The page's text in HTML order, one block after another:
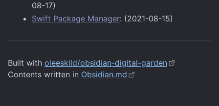
08-17)
Swift Package Manager: (2021-08-15)
Built with oleeskild/obsidian-digital-garden
Contents written in Obsidian.md